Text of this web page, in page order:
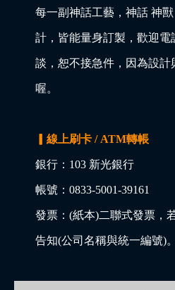
每一副神話工藝，神話 神
計，皆能量身訂製，歡迎
談，恕不接急件，因為設計
喔。
▎線上刷卡 / ATM轉帳
銀行：103 新光銀行
帳號：0833-5001-39161
發票：(紙本)二聯式發票，
告知(公司名稱與統一編號)。